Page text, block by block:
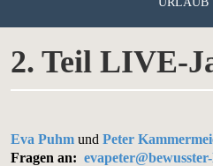
2. Teil LIVE-
Eva Puhm und Peter
Fragen an: